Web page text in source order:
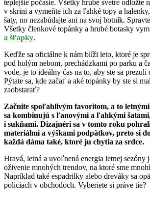
teplejšie počasie. Všetky hrubé svetre odložte
v skrini a vymeňte ich za ľahké topy a
šaty, no nezabúdajte ani na svoj botník.
Všetky členkové topánky a hrubé botasky
a šľapky.
Keďže sa oficiálne k nám blíži leto, ktoré je
pod holým nebom, prechádzkami po parku a
vode, je to ideálny čas na to, aby ste sa prezuli
Pýtate sa, kde začať a aké topánky by ste si
zaobstarať?
Začnite spoľahlivým favoritom, a to
sa kombinujú s ľanovými a ľahkými
i sukňami. Dizajnéri sa v tomto roku
materiálmi a výškami podpätkov, preto si
každá dáma také, ktoré ju chytia za srdce.
Hravá, letná a uvoľnená energia letnej sezóny
oživenie mnohých trendov, na ktoré sme
Napríklad také espadrilky alebo dreváky sa
policiach v obchodoch. Vyberiete si práve tie?